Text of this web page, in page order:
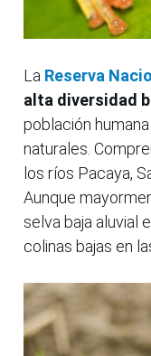
La Reserva
alta diversidad
población
naturales.
los ríos Pacaya,
Aunque
selva baja aluvial
colinas bajas en